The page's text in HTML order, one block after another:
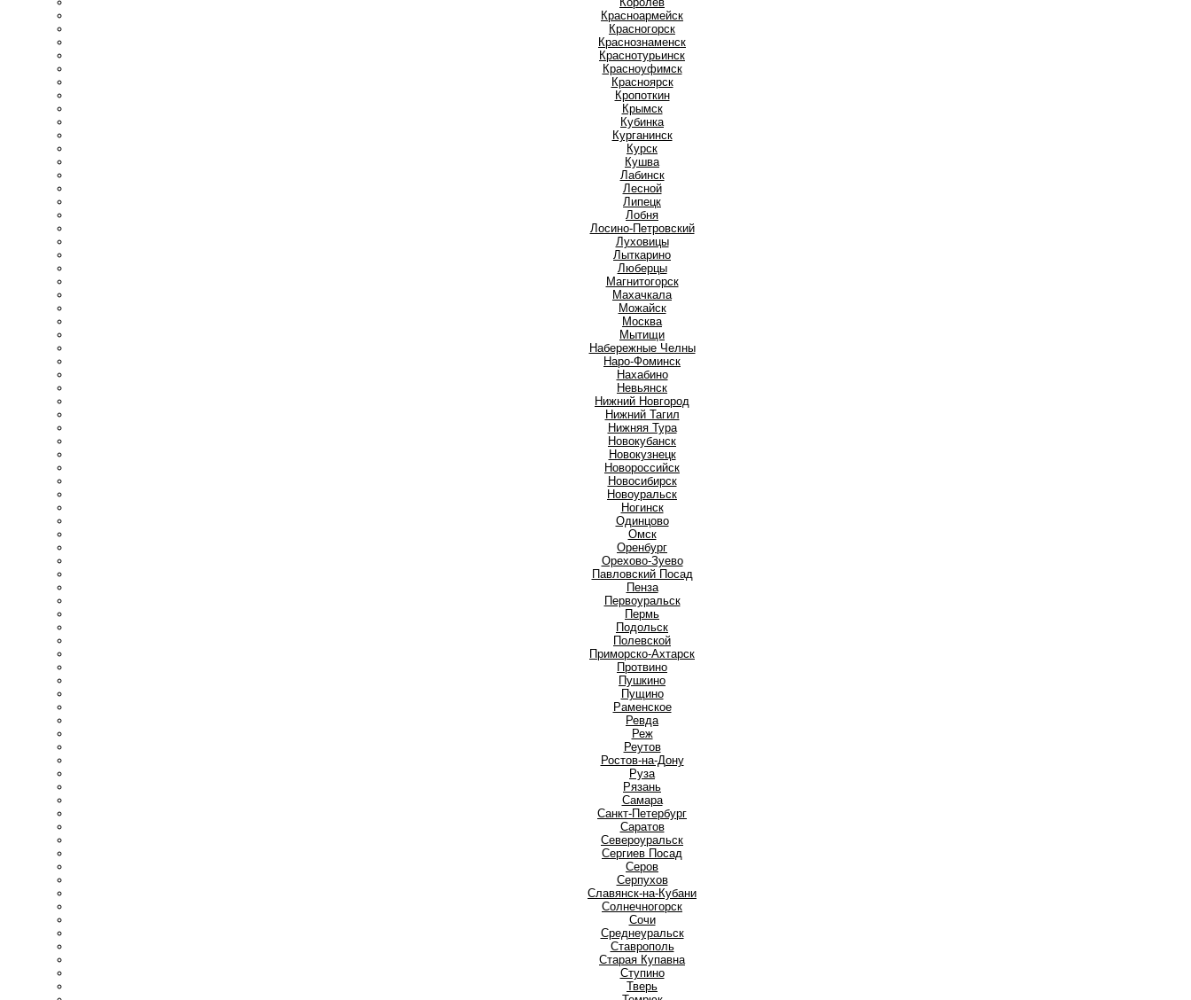
Красноармейск
Красногорск
Краснознаменск
Краснотурьинск
Красноуфимск
Красноярск
Кропоткин
Крымск
Кубинка
Курганинск
Курск
Кушва
Лабинск
Лесной
Липецк
Лобня
Лосино-Петровский
Луховицы
Лыткарино
Люберцы
Магнитогорск
Махачкала
Можайск
Москва
Мытищи
Набережные Челны
Наро-Фоминск
Нахабино
Невьянск
Нижний Новгород
Нижний Тагил
Нижняя Тура
Новокубанск
Новокузнецк
Новороссийск
Новосибирск
Новоуральск
Ногинск
Одинцово
Омск
Оренбург
Орехово-Зуево
Павловский Посад
Пенза
Первоуральск
Пермь
Подольск
Полевской
Приморско-Ахтарск
Протвино
Пушкино
Пущино
Раменское
Ревда
Реж
Реутов
Ростов-на-Дону
Руза
Рязань
Самара
Санкт-Петербург
Саратов
Североуральск
Сергиев Посад
Серов
Серпухов
Славянск-на-Кубани
Солнечногорск
Сочи
Среднеуральск
Ставрополь
Старая Купавна
Ступино
Тверь